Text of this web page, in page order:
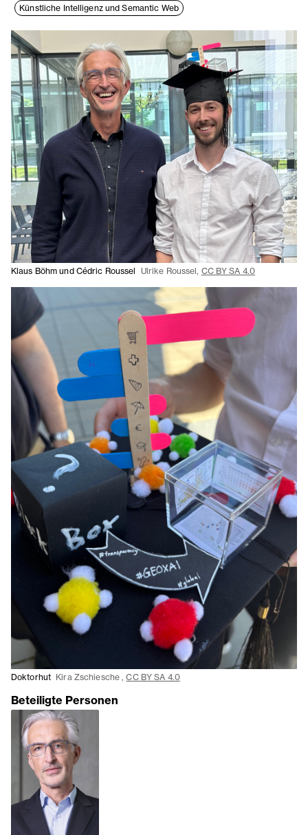
Künstliche Intelligenz und Semantic Web
Klaus Böhm und Cédric Roussel Ulrike Roussel, CC BY SA 4.0
Doktorhut Kira Zschiesche ,CC BY SA 4.0
Beteiligte Personen